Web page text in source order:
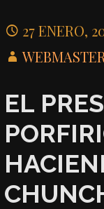
27 ENERO,
WEBMASTER
EL